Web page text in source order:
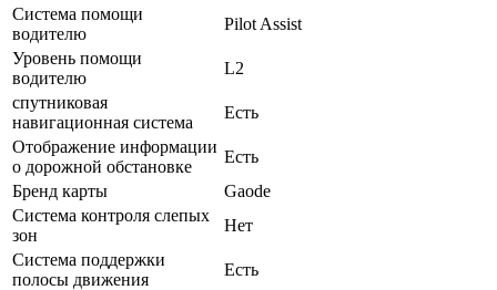
Система помощи
водителю
Pilot Assist
Уровень помощи
водителю
L2
спутниковая
навигационная система
Есть
Отображение информации
о дорожной обстановке
Есть
Бренд карты
Gaode
Система контроля слепых
зон
Нет
Система поддержки
полосы движения
Есть